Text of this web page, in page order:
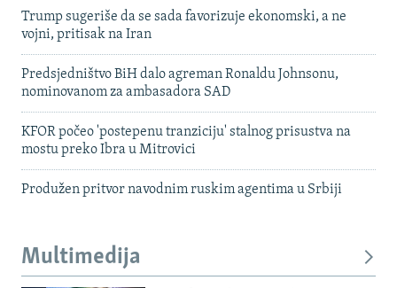
Trump sugeriše da se sada favorizuje ekonomski, a ne
vojni, pritisak na Iran
Predsjedništvo BiH dalo agreman Ronaldu Johnsonu,
nominovanom za ambasadora SAD
KFOR počeo 'postepenu tranziciju' stalnog prisustva na
mostu preko Ibra u Mitrovici
Produžen pritvor navodnim ruskim agentima u Srbiji
Multimedija